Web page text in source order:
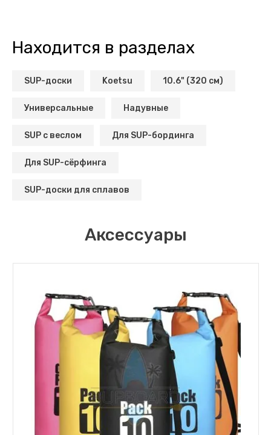
Находится в разделах
SUP-доски Koetsu 10.6" (320 см)
Универсальные Надувные
SUP с веслом Для SUP-бординга
Для SUP-сёрфинга
SUP-доски для сплавов
Аксессуары